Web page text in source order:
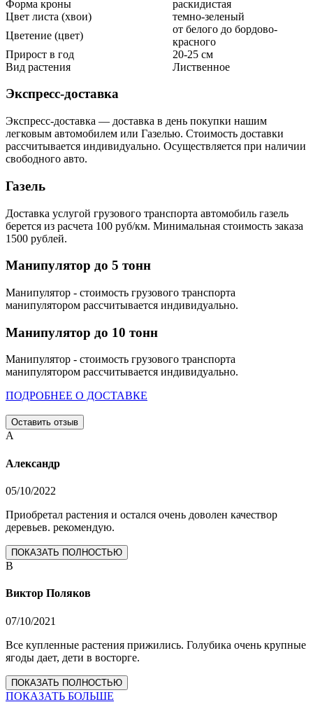
Форма кроны
раскидистая
Цвет листа (хвои)
темно-зеленый
Цветение (цвет)
от белого до бордово-
красного
Прирост в год
20-25 см
Вид растения
Лиственное
Экспресс-доставка
Экспресс-доставка — доставка в день покупки нашим
легковым автомобилем или Газелью. Стоимость доставки
рассчитывается индивидуально. Осуществляется при наличии
свободного авто.
Газель
Доставка услугой грузового транспорта автомобиль газель
берется из расчета 100 руб/км. Минимальная стоимость заказа
1500 рублей.
Манипулятор до 5 тонн
Манипулятор - стоимость грузового транспорта
манипулятором рассчитывается индивидуально.
Манипулятор до 10 тонн
Манипулятор - стоимость грузового транспорта
манипулятором рассчитывается индивидуально.
ПОДРОБНЕЕ О ДОСТАВКЕ
Оставить отзыв
А
Александр
05/10/2022
Приобретал растения и остался очень доволен качествор
деревьев. рекомендую.
ПОКАЗАТЬ ПОЛНОСТЬЮ
В
Виктор Поляков
07/10/2021
Все купленные растения прижились. Голубика очень крупные
ягоды дает, дети в восторге.
ПОКАЗАТЬ ПОЛНОСТЬЮ
ПОКАЗАТЬ БОЛЬШЕ